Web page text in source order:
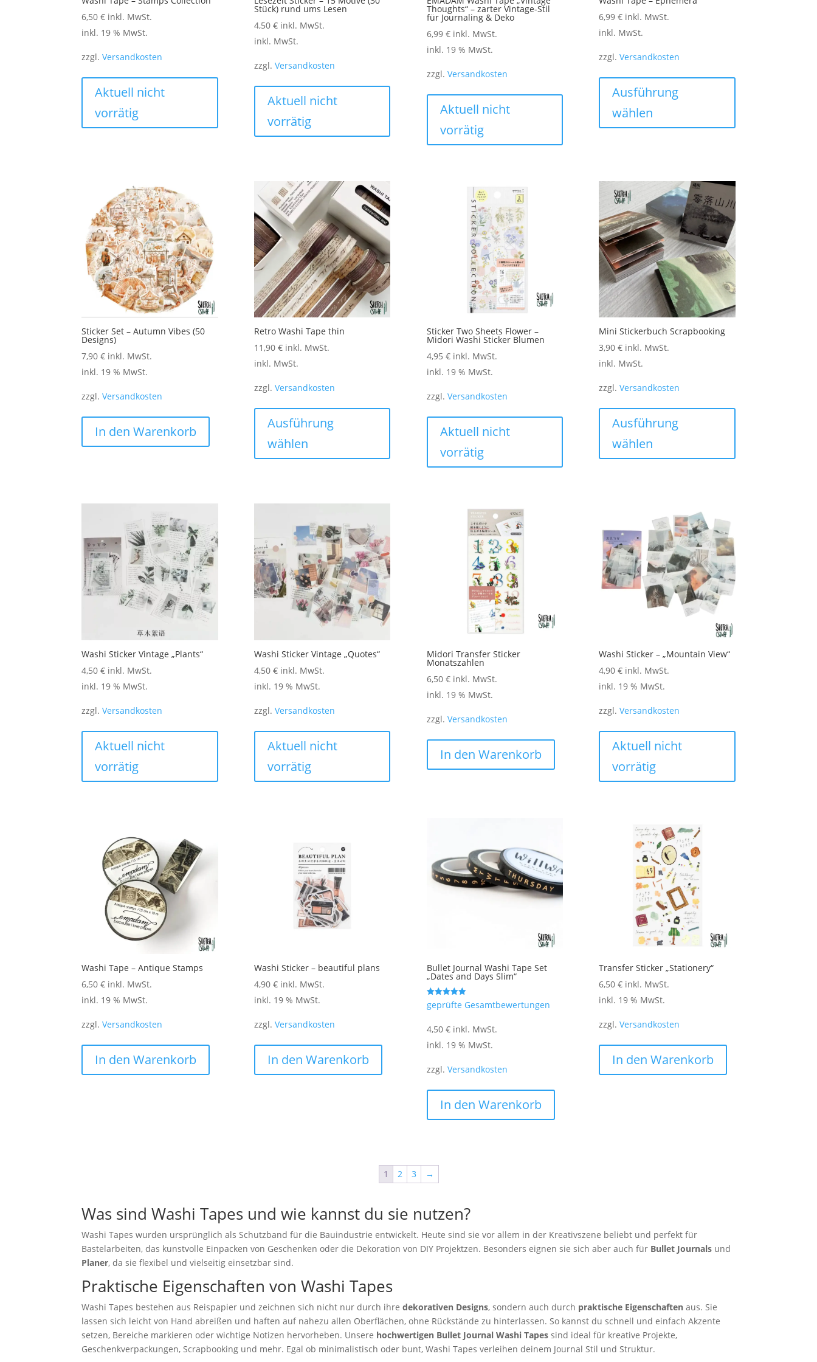
6,50€ inkl. MwSt.
inkl. 19 % MwSt.
zzgl.Versandkosten
Aktuell nicht
vorrätig
Stück) rund ums Lesen
4,50 € inkl. MwSt.
inkl. MwSt.
zzgl. Versandkosten
Aktuell nicht
vorrätig
Varianten
können
der
Produktseite
werden
Thoughts“ – zarter Vintage-Stil
für Journaling & Deko
6,99 € inkl. MwSt.
inkl. 19 % MwSt.
zzgl. Versandkosten
Aktuell nicht
vorrätig
6,99€ inkl. MwSt.
inkl. MwSt.
zzgl.Versandkosten
Ausführung
wählen
Optionen
können
Produktseite
gewählt
Sticker Set – Autumn Vibes (50
Designs)
7,90€ inkl. MwSt.
inkl. 19 % MwSt.
zzgl.Versandkosten
In den Warenkorb
Retro Washi Tape thin
11,90 € inkl. MwSt.
inkl. MwSt.
zzgl. Versandkosten
Ausführung
wählen
Varianten
der
Produktseite
werden
Sticker Two Sheets Flower –
Midori Washi Sticker Blumen
4,95 € inkl. MwSt.
inkl. 19 % MwSt.
zzgl. Versandkosten
Aktuell nicht
vorrätig
Mini Stickerbuch Scrapbooking
3,90€ inkl. MwSt.
inkl. MwSt.
zzgl.Versandkosten
Ausführung
wählen
Produktseite
Washi Sticker Vintage „Plants“
4,50€ inkl. MwSt.
inkl. 19 % MwSt.
zzgl.Versandkosten
Aktuell nicht
vorrätig
Washi Sticker Vintage „Quotes“
4,50 € inkl. MwSt.
inkl. 19 % MwSt.
zzgl. Versandkosten
Aktuell nicht
vorrätig
Midori Transfer Sticker
Monatszahlen
6,50 € inkl. MwSt.
inkl. 19 % MwSt.
zzgl. Versandkosten
In den Warenkorb
Washi Sticker – „Mountain View“
4,90€ inkl. MwSt.
inkl. 19 % MwSt.
zzgl.Versandkosten
Aktuell nicht
vorrätig
Washi Tape – Antique Stamps
6,50€ inkl. MwSt.
inkl. 19 % MwSt.
zzgl.Versandkosten
In den Warenkorb
Washi Sticker – beautiful plans
4,90 € inkl. MwSt.
inkl. 19 % MwSt.
zzgl. Versandkosten
In den Warenkorb
Bullet Journal Washi Tape Set
„Dates and Days Slim“
Bewertet mit
5.00
geprüfte Gesamtbewertungen
4,50 € inkl. MwSt.
inkl. 19 % MwSt.
zzgl. Versandkosten
In den Warenkorb
Transfer Sticker „Stationery“
6,50€ inkl. MwSt.
inkl. 19 % MwSt.
zzgl.Versandkosten
In den Warenkorb
1 2 3 →
Was sind Washi Tapes und wie kannst du sie nutzen?
Washi Tapes wurden ursprünglich als Schutzband für die Bauindustrie entwickelt. Heute sind sie vor allem in der Kreativszene beliebt und perfekt für
Bastelarbeiten, das kunstvolle Einpacken von Geschenken oder die Dekoration von DIY Projektzen. Besonders eignen sie sich aber auch für Bullet Journals und
Planer, da sie flexibel und vielseitig einsetzbar sind.
Praktische Eigenschaften von Washi Tapes
Washi Tapes bestehen aus Reispapier und zeichnen sich nicht nur durch ihredekorativen Designs, sondern auch durch praktische Eigenschaften aus. Sie
lassen sich leicht von Hand abreißen und haften auf nahezu allen Oberflächen, ohne Rückstände zu hinterlassen. So kannst du schnell und einfach Akzente
setzen, Bereiche markieren oder wichtige Notizen hervorheben. Unsere hochwertigen Bullet Journal Washi Tapes sind ideal für kreative Projekte,
Geschenkverpackungen, Scrapbooking und mehr. Egal ob minimalistisch oder bunt, Washi Tapes verleihen deinem Journal Stil und Struktur.